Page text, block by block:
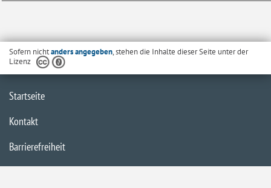
Sofern nichtanders angegeben, stehen die Inhalte dieser Seite unter der
Lizenz
Startseite
Kontakt
Barrierefreiheit